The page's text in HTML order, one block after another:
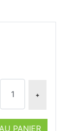
+
PANIER